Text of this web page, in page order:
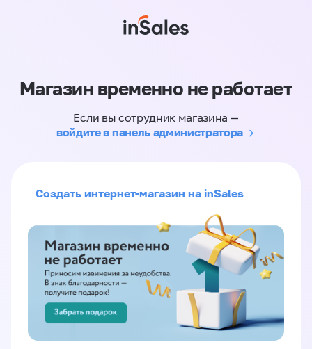
Магазин временно не работает
Если вы сотрудник магазина —
войдите в панель администратора
Создать интернет-магазин на inSales